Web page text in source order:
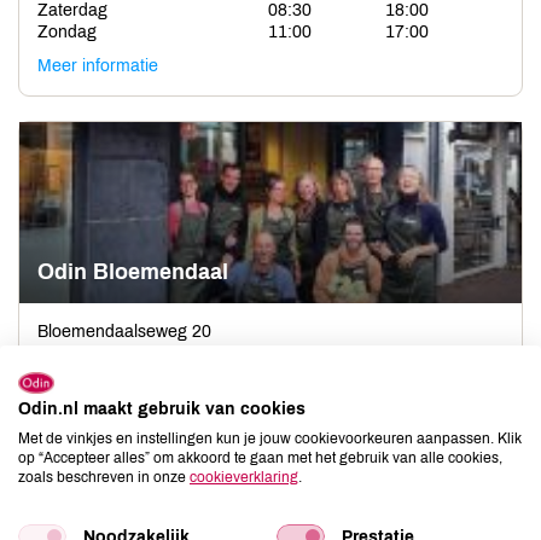
Zaterdag
08:30
18:00
Zondag
11:00
17:00
Meer informatie
Odin Bloemendaal
Bloemendaalseweg 20
2061 CK Bloemendaal
Tel: 023 303 0368
Maandag
08:30
19:00
Dinsdag
08:30
Odin.nl maakt gebruik van cookies
Met de vinkjes en instellingen kun je jouw cookievoorkeuren aanpassen. Klik
op “Accepteer alles” om akkoord te gaan met het gebruik van alle cookies,
zoals beschreven in onze cookieverklaring.
Noodzakelijk Prestatie